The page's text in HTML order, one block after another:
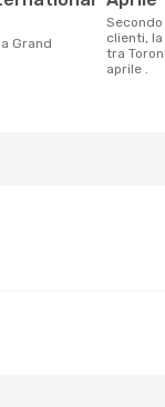
Secondo i dati della nostra ricerca
clienti,
tra
aprile .